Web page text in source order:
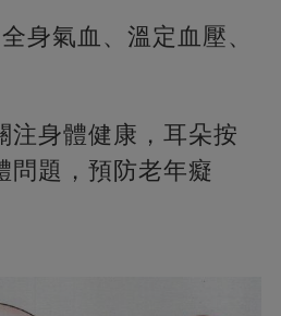
身氣血、溫定血壓、
注身體健康，耳朵按
問題，預防老年癡